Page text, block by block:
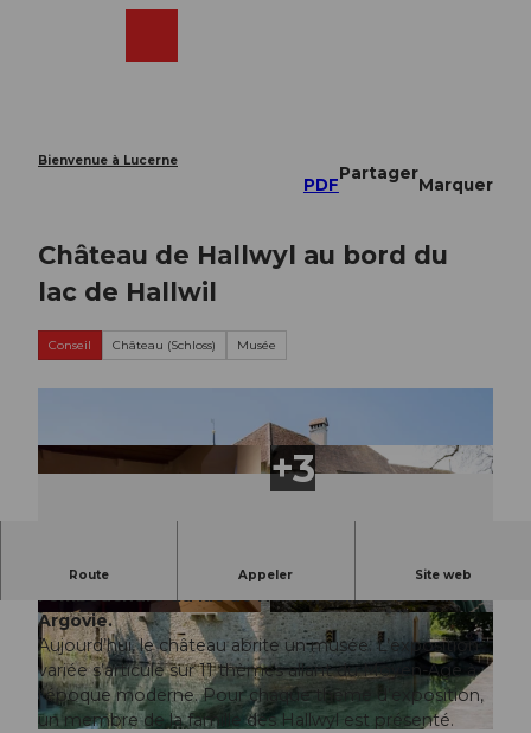
Bienvenue à Lucerne
PDF
Partager
Marquer
Château de Hallwyl au bord du
lac de Hallwil
Conseil Château (Schloss) Musée
© Fabio Baranzini, Museum Aargau |CC0 © Pascal Meier, Museum Aargau | CC0
Route Appeler Site web
Le romantique château de Hallwyl est situé à
l’embouchure du lac de Hallwil, dans le Seetal en
Argovie.
Aujourd’hui, le château abrite un musée. L’exposition
variée s’articule sur 11 thèmes allant du Moyen-Age à
l’époque moderne. Pour chaque thème d’exposition,
un membre de la famille des Hallwyl est présenté.